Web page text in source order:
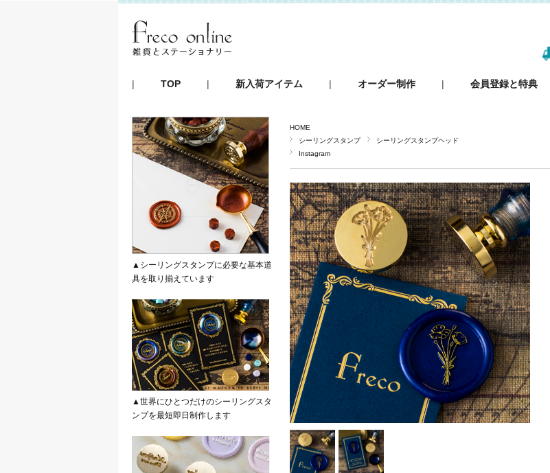
TOP 新入荷アイテム オーダー制作 会員登録と特典
HOME
シーリングスタンプ
シーリングスタンプヘッド
Instagram
▲シーリングスタンプに必要な基本道
具を取り揃えています
▲世界にひとつだけのシーリングスタ
ンプを最短即日制作します